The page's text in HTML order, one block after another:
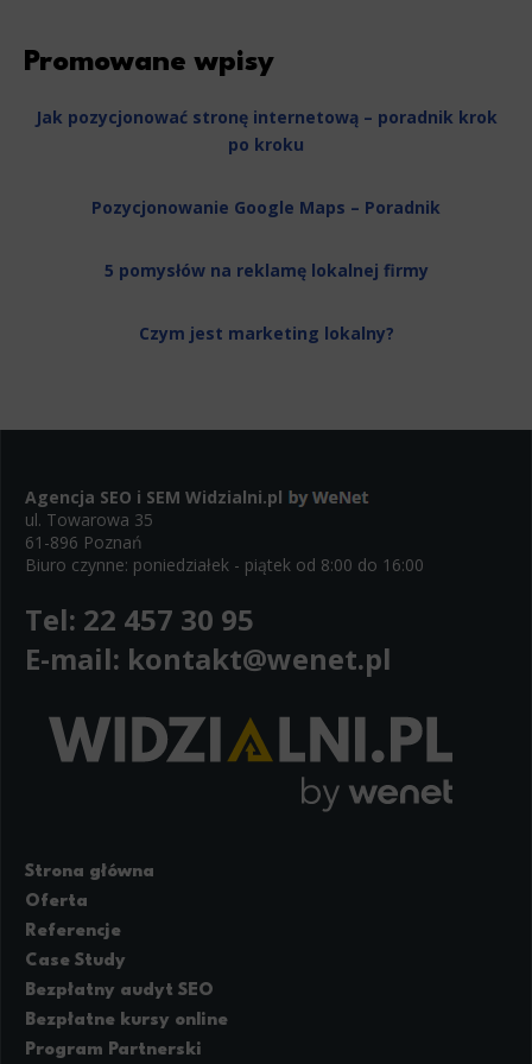
Scope responsible for displaying personalized ads that may be of interest to the user based on browsing
party files that, in conjunction with files installed while browsing other websites, profile the user,
retargeting content deemed most appropriate.
Promowane wpisy
Jak pozycjonować stronę internetową – poradnik krok
po kroku
Pozycjonowanie Google Maps – Poradnik
5 pomysłów na reklamę lokalnej firmy
Czym jest marketing lokalny?
Agencja SEO i SEM Widzialni.pl
ul. Towarowa 35
61-896 Poznań
Biuro czynne: poniedziałek - piątek od 8:00 do 16:00
Tel: 22 457 30 95
E-mail: kontakt@wenet.pl
Strona główna
Oferta
Referencje
Case Study
Bezpłatny audyt SEO
Bezpłatne kursy online
Program Partnerski